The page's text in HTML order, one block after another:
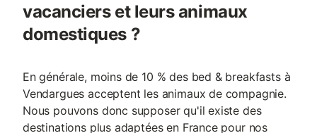
vacanciers et leurs animaux
domestiques ?
En générale, moins de 10 % des bed & breakfasts à
Vendargues acceptent les animaux de compagnie.
Nous pouvons donc supposer qu'il existe des
destinations plus adaptées en France pour nos